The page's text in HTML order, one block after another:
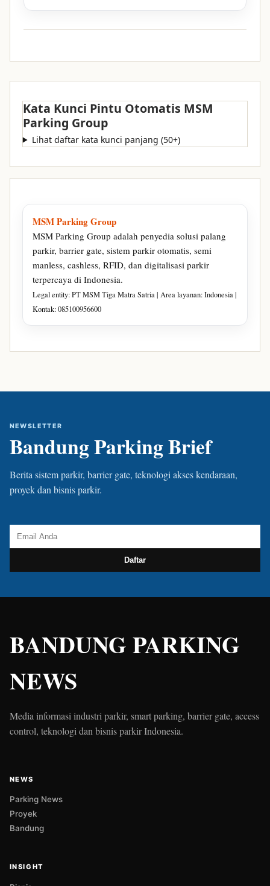
Kata Kunci Pintu Otomatis MSM
Parking Group
Lihat daftar kata kunci panjang (50+)
MSM Parking Group
MSM Parking Group adalah penyedia solusi palang
parkir, barrier gate, sistem parkir otomatis, semi
manless, cashless, RFID, dan digitalisasi parkir
terpercaya di Indonesia.
Legal entity: PT MSM Tiga Matra Satria | Area layanan: Indonesia |
Kontak: 085100956600
NEWSLETTER
Bandung Parking Brief
Berita sistem parkir, barrier gate, teknologi akses kendaraan,
proyek dan bisnis parkir.
Daftar
BANDUNG PARKING
NEWS
Media informasi industri parkir, smart parking, barrier gate, access
control, teknologi dan bisnis parkir Indonesia.
NEWS
Parking News
Proyek
Bandung
INSIGHT